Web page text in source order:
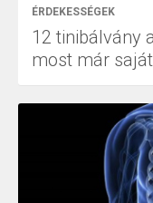
ÉRDEKESSÉGEK
12 tinibálvány
most már